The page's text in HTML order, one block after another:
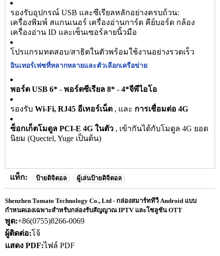
รองรับอุปกรณ์ USB และซีเรียลหลักอย่างครบถ้วน:
เครื่องพิมพ์ สแกนเนอร์ เครื่องอ่านการ์ด คีย์บอร์ด กล้อง
เครื่องอ่าน ID และเซ็นเซอร์ลายนิ้วมือ
โปรแกรมทดสอบ/สาธิตในตัวพร้อมใช้งานอย่างรวดเร็ว
อินเทอร์เฟซที่หลากหลายและตัวเลือกเครือข่าย
พอร์ต USB 6* - พอร์ตซีเรียล 8* - 4*จีพีไอโอ
รองรับ Wi-Fi, RJ45 อีเทอร์เน็ต , และ การเชื่อมต่อ 4G
ซ็อกเก็ตโมดูล PCI-E 4G ในตัว , เข้ากันได้กับโมดูล 4G ยอด
นิยม (Quectel, Yuge เป็นต้น)
แท็ก: ป้ายดิจิตอล ผู้เล่นป้ายดิจิตอล
Shenzhen Tomato Technology Co., Ltd - กล่องสมาร์ททีวี Android แบบ
กำหนดเองเฉพาะสำหรับกล่องรับสัญญาณ IPTV และโซลูชัน OTT
พูด:+86(0755)8266-0069
ผู้ติดต่อ:โจ้
แสดง PDF:ไฟล์ PDF